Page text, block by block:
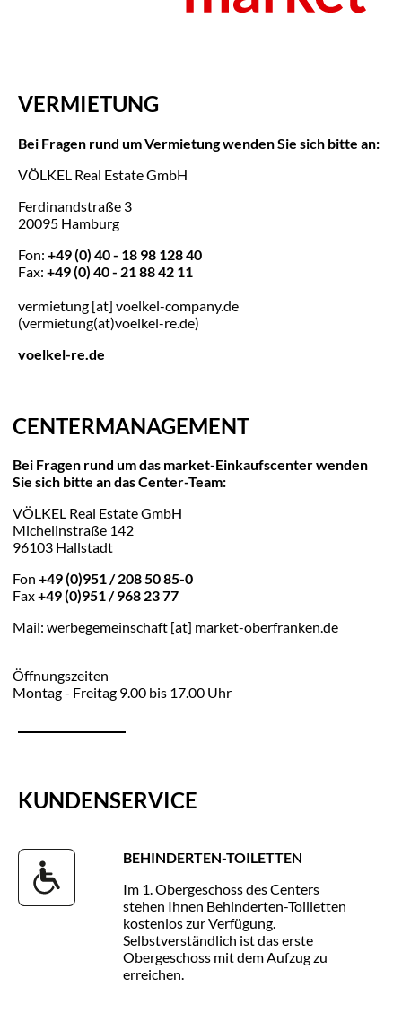
VERMIETUNG
Bei Fragen rund um Vermietung wenden Sie sich bitte an:
VÖLKEL Real Estate GmbH
Ferdinandstraße 3
20095 Hamburg
Fon: +49 (0) 40 - 18 98 128 40
Fax: +49 (0) 40 - 21 88 42 11
vermietung [at] voelkel-company.de
(vermietung(at)voelkel-re.de)
voelkel-re.de
CENTERMANAGEMENT
Bei Fragen rund um das market-Einkaufscenter wenden
Sie sich bitte an das Center-Team:
VÖLKEL Real Estate GmbH
Michelinstraße 142
96103 Hallstadt
Fon +49 (0)951 / 208 50 85-0
Fax+49 (0)951 / 968 23 77
Mail: werbegemeinschaft [at] market-oberfranken.de
Öffnungszeiten
Montag - Freitag 9.00 bis 17.00 Uhr
KUNDENSERVICE
BEHINDERTEN-TOILETTEN
Im 1. Obergeschoss des Centers
stehen Ihnen Behinderten-Toilletten
kostenlos zur Verfügung.
Selbstverständlich ist das erste
Obergeschoss mit dem Aufzug zu
erreichen.